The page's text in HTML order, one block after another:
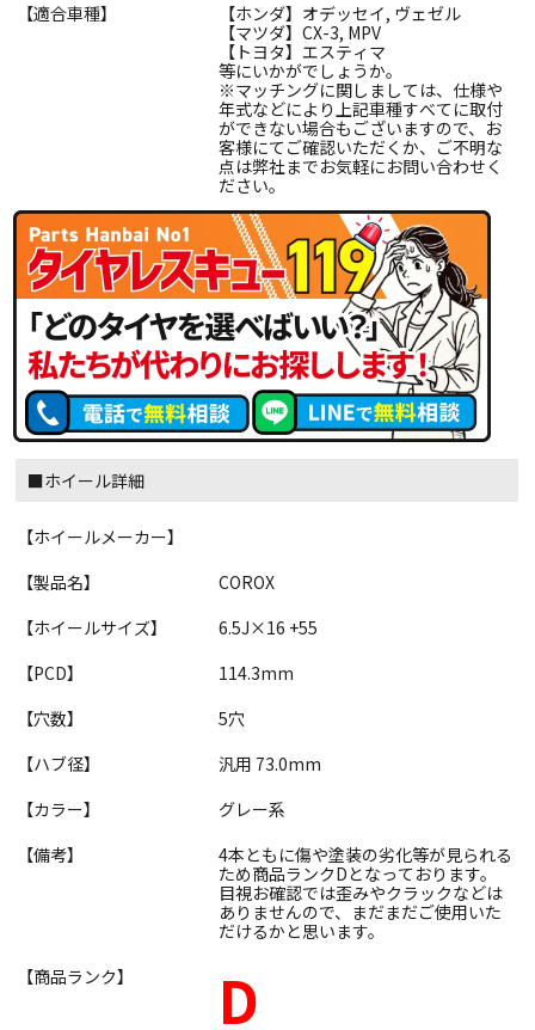
【適合車種】
【ホンダ】オデッセイ, ヴェゼル
【マツダ】CX-3, MPV
【トヨタ】エスティマ
等にいかがでしょうか。
※マッチングに関しましては、仕様や
年式などにより上記車種すべてに取付
ができない場合もございますので、お
客様にてご確認いただくか、ご不明な
点は弊社までお気軽にお問い合わせく
ださい。
■ホイール詳細
【ホイールメーカー】
【製品名】
COROX
【ホイールサイズ】
6.5J×16 +55
【PCD】
114.3mm
【穴数】
5穴
【ハブ径】
汎用 73.0mm
【カラー】
グレー系
【備考】
4本ともに傷や塗装の劣化等が見られる
ため商品ランクDとなっております。
目視お確認では歪みやクラックなどは
ありませんので、まだまだご使用いた
だけるかと思います。
【商品ランク】
D